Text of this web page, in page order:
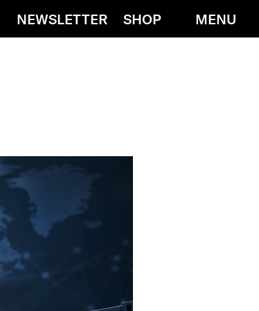
SucheNEWSLETTER SHOP MENU